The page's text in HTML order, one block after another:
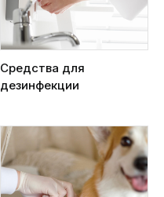
Средства для
дезинфекции